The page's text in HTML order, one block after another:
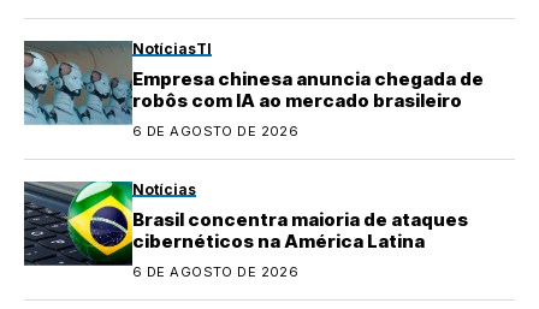
NotíciasTI
Empresa chinesa anuncia chegada de
robôs com IA ao mercado brasileiro
6 DE AGOSTO DE 2026
Notícias
Brasil concentra maioria de ataques
cibernéticos na América Latina
6 DE AGOSTO DE 2026